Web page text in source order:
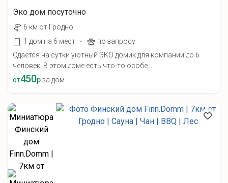
Эко дом посуточно
6 км от Гродно
1 дом на 6 мест
·
по запросу
Сдается на сутки уютный ЭКО домик для компании до 6
человек. В этом доме есть что-то особе...
от450р.за дом